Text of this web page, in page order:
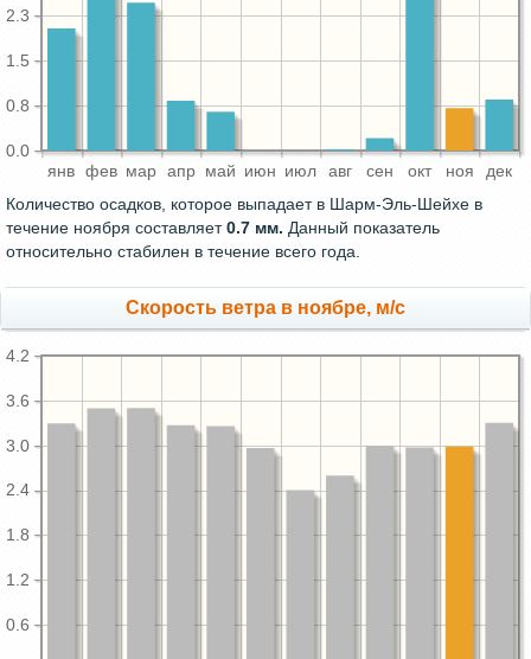
янв фев мар апр май июн июл авг сен окт ноя дек
0.0
0.8
1.5
2.3
Количество осадков, которое выпадает в Шарм-Эль-Шейхе в
течение ноября составляет0.7 мм. Данный показатель
относительно стабилен в течение всего года.
Скорость ветра в ноябре, м/с
0.6
1.2
1.8
2.4
3.0
3.6
4.2